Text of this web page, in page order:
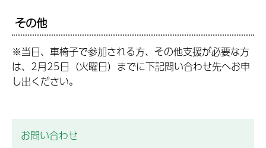
その他
※当日、 車椅子で参加される方、その他支援が必要な方
は、2月25日（火曜日）までに下記問い合わせ先へお申
し出ください。
お問い合わせ